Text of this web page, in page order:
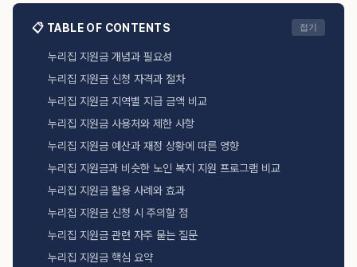
📋 TABLE OF CONTENTS 접기
누리집 지원금 개념과 필요성
누리집 지원금 신청 자격과 절차
누리집 지원금 지역별 지급 금액 비교
누리집 지원금 사용처와 제한 사항
누리집 지원금 예산과 재정 상황에 따른 영향
누리집 지원금과 비슷한 노인 복지 지원 프로그램 비교
누리집 지원금 활용 사례와 효과
누리집 지원금 신청 시 주의할 점
누리집 지원금 관련 자주 묻는 질문
누리집 지원금 핵심 요약